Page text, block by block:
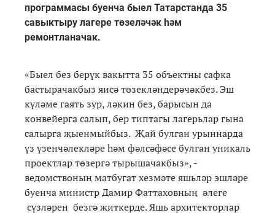
программасы буенча быел Татарстанда 35
савыктыру лагере төзеләчәк һәм
ремонтланачак.
«Быел без берүк вакытта 35 объектны сафка
бастырачакбыз яисә төзекләндерәчәкбез. Эш
күләме гаять зур, ләкин без, барысын да
конвейерга салып, бер типтагы лагерьлар гына
салырга җыенмыйбыз. Җай булган урыннарда
үз үзенчәлекләре һәм фәлсәфәсе булган уникаль
проектлар төзергә тырышачакбыз», -
ведомствоның матбугат хезмәте яшьләр эшләре
буенча министр Дамир Фаттаховның әлеге
сүзләрен безгә җиткерде. Яшь архитекторлар